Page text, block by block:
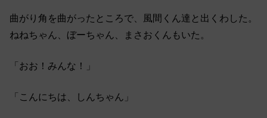
曲がり角を曲がったところで、風間くん達と出くわした。
ねねちゃん、ぼーちゃん、まさおくんもいた。
「おお！みんな！」
「こんにちは、しんちゃん」